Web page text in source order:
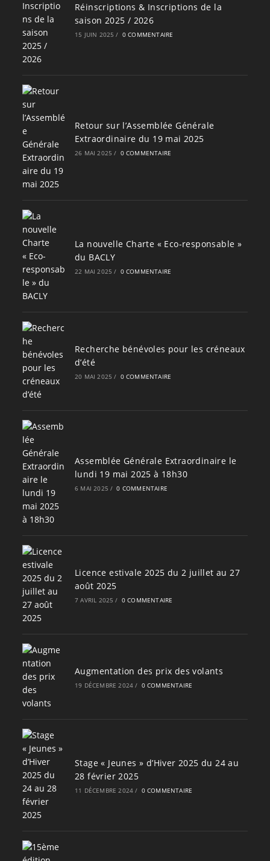
Réinscriptions & Inscriptions de la
saison 2025 / 2026
15 JUIN 2025 / 0 COMMENTAIRE
Retour sur l’Assemblée Générale
Extraordinaire du 19 mai 2025
26 MAI 2025 / 0 COMMENTAIRE
La nouvelle Charte « Eco-responsable »
du BACLY
22 MAI 2025 / 0 COMMENTAIRE
Recherche bénévoles pour les créneaux
d’été
20 MAI 2025 / 0 COMMENTAIRE
Assemblée Générale Extraordinaire le
lundi 19 mai 2025 à 18h30
6 MAI 2025 / 0 COMMENTAIRE
Licence estivale 2025 du 2 juillet au 27
août 2025
7 AVRIL 2025 / 0 COMMENTAIRE
Augmentation des prix des volants
19 DÉCEMBRE 2024 / 0 COMMENTAIRE
Stage « Jeunes » d’Hiver 2025 du 24 au
28 février 2025
11 DÉCEMBRE 2024 / 0 COMMENTAIRE